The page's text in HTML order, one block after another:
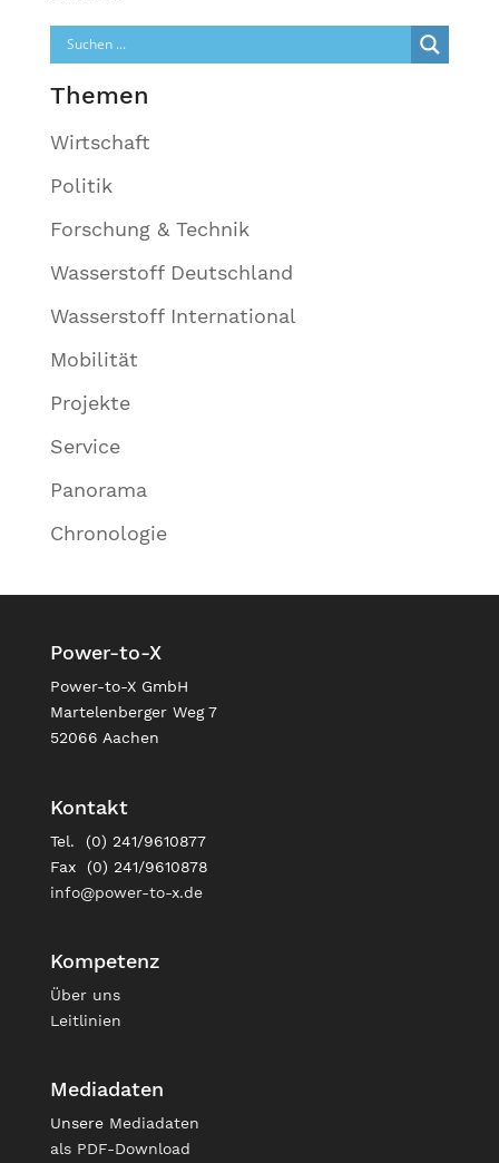
Themen
Wirtschaft
Politik
Forschung & Technik
Wasserstoff Deutschland
Wasserstoff International
Mobilität
Projekte
Service
Panorama
Chronologie
Power-to-X
Power-to-X GmbH
Martelenberger Weg 7
52066 Aachen
Kontakt
Tel. (0) 241/9610877
Fax (0) 241/9610878
info@power-to-x.de
Kompetenz
Über uns
Leitlinien
Mediadaten
Unsere Mediadaten
als PDF-Download